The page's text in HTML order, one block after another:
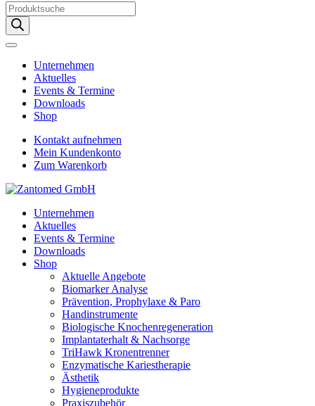
Products
search
Unternehmen
Aktuelles
Events & Termine
Downloads
Shop
Kontakt aufnehmen
Mein Kundenkonto
Zum Warenkorb
Unternehmen
Aktuelles
Events & Termine
Downloads
Shop
Aktuelle Angebote
Biomarker Analyse
Prävention, Prophylaxe & Paro
Handinstrumente
Biologische Knochenregeneration
Implantaterhalt & Nachsorge
TriHawk Kronentrenner
Enzymatische Kariestherapie
Ästhetik
Hygieneprodukte
Praxiszubehör